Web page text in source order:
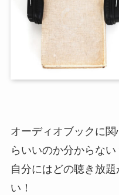
オーディオブックに
らいいのか分からない
自分にはどの聴き放
い！